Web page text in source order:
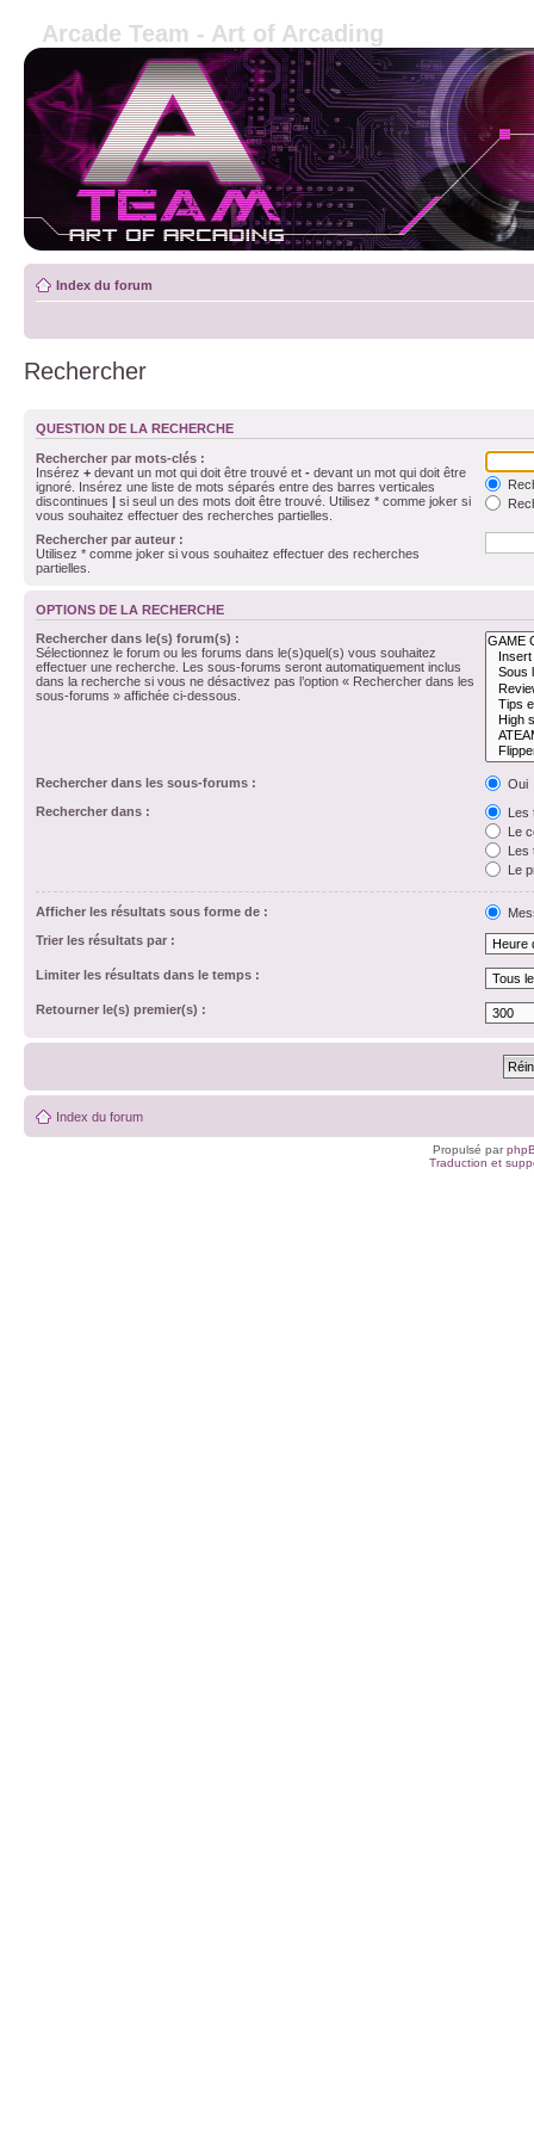
Arcade Team - Art of Arcading
Index du forum
Rechercher
QUESTION DE LA RECHERCHE
Rechercher par mots-clés :
Insérez + devant un mot qui doit être trouvé et - devant un mot qui doit être
ignoré. Insérez une liste de mots séparés entre des barres verticales
discontinues | si seul un des mots doit être trouvé. Utilisez * comme joker si
vous souhaitez effectuer des recherches partielles.
Rechercher par auteur :
Utilisez * comme joker si vous souhaitez effectuer des recherches
partielles.
OPTIONS DE LA RECHERCHE
Rechercher dans le(s) forum(s) :
Sélectionnez le forum ou les forums dans le(s)quel(s) vous souhaitez
effectuer une recherche. Les sous-forums seront automatiquement inclus
dans la recherche si vous ne désactivez pas l’option « Rechercher dans les
sous-forums » affichée ci-dessous.
Rechercher dans les sous-forums :
Oui
Rechercher dans :
Les
Le
Les
Le
Afficher les résultats sous forme de :
Trier les résultats par :
Limiter les résultats dans le temps :
Retourner le(s) premier(s) :
Index du forum
Propulsé par
Traduction et